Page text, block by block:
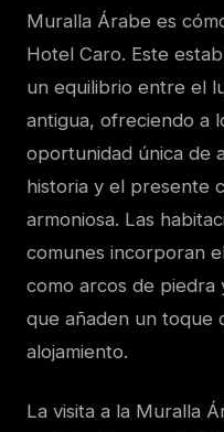
Muralla Árabe es
Hotel Caro. Este
un equilibrio entre el
antigua, ofreciendo a
oportunidad única de
historia y el presente
armoniosa. Las
comunes incorporan
como arcos de piedra
que añaden un toque
alojamiento.
La visita a la Muralla